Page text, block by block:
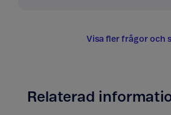
Visa fler frågor och
Relaterad